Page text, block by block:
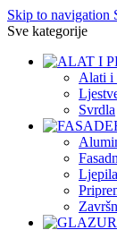
Skip to navigation
Sve kategorije
Alati i
Svrdla
Ljepila